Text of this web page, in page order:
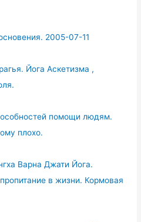
2005-07-11
Йога Аскетизма ,
помощи людям.
плохо.
Варна Джати Йога.
в жизни. Кормовая